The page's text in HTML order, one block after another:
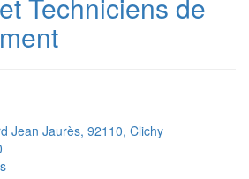
Jean Jaurès, 92110, Clichy